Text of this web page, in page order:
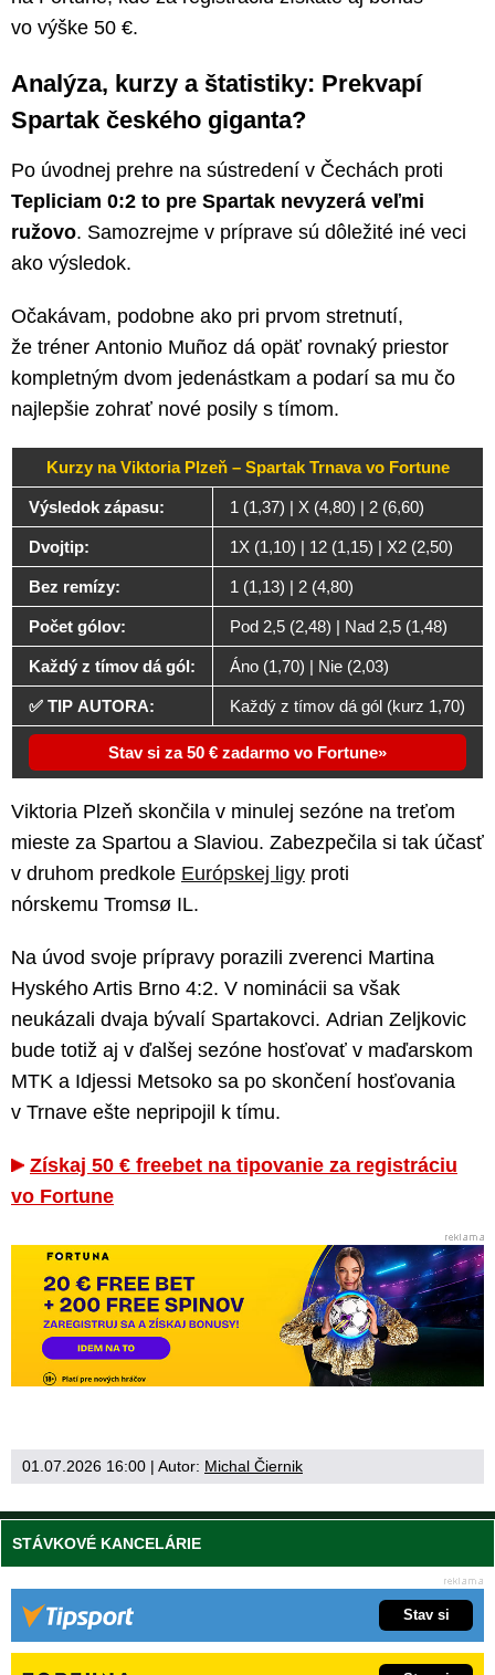
vo výške 50 €.
Analýza, kurzy a štatistiky: Prekvapí
Spartak českého giganta?
Po úvodnej prehre na sústredení v Čechách proti
Tepliciam 0:2 to pre Spartak nevyzerá veľmi
ružovo. Samozrejme v príprave sú dôležité iné veci
ako výsledok.
Očakávam, podobne ako pri prvom stretnutí,
že tréner Antonio Muñoz dá opäť rovnaký priestor
kompletným dvom jedenástkam a podarí sa mu čo
najlepšie zohrať nové posily s tímom.
Kurzy na Viktoria Plzeň – Spartak Trnava vo Fortune
Výsledok zápasu: 1 (1,37) | X (4,80) | 2 (6,60)
Dvojtip: 1X (1,10) | 12 (1,15) | X2 (2,50)
Bez remízy: 1 (1,13) | 2 (4,80)
Počet gólov: Pod 2,5 (2,48) | Nad 2,5 (1,48)
Každý z tímov dá gól: Áno (1,70) | Nie (2,03)
✅ TIP AUTORA: Každý z tímov dá gól (kurz 1,70)
Stav si za 50 € zadarmo vo Fortune
Viktoria Plzeň skončila v minulej sezóne na treťom
mieste za Spartou a Slaviou. Zabezpečila si tak účasť
v druhom predkole Európskej ligy proti
nórskemu Tromsø IL.
Na úvod svoje prípravy porazili zverenci Martina
Hyského Artis Brno 4:2. V nominácii sa však
neukázali dvaja bývalí Spartakovci. Adrian Zeljkovic
bude totiž aj v ďalšej sezóne hosťovať v maďarskom
MTK a Idjessi Metsoko sa po skončení hosťovania
v Trnave ešte nepripojil k tímu.
Získaj 50 € freebet na tipovanie za registráciu
vo Fortune
01.07.2026 16:00 | Autor: Michal Čiernik
STÁVKOVÉ KANCELÁRIE
Stav si